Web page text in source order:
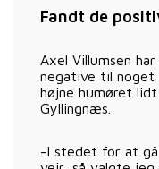
Fandt de
Axel Villumsen
negative til
højne humøret
Gyllingnæs.
-I stedet for at gå